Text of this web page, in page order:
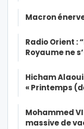
Macron
Radio Orient :
Royaume ne
Hicham
« Printemps
Mohammed
massive de